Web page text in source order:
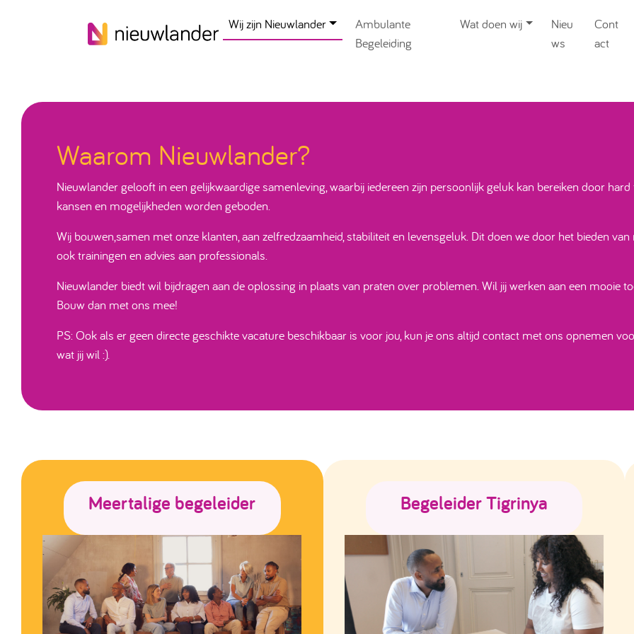
Wij zijn Nieuwlander
Ambulante
Begeleiding
Wat doen wij
Nieu
ws
Cont
act
Waarom Nieuwlander?
Nieuwlander gelooft in een gelijkwaardige samenleving, waarbij iedereen zijn persoonlijk geluk kan bereiken door
kansen en mogelijkheden worden geboden.
Wij bouwen,samen met onze klanten, aan zelfredzaamheid, stabiliteit en levensgeluk. Dit doen we door het bieden
ook trainingen en advies aan professionals.
Nieuwlander biedt wil bijdragen aan de oplossing in plaats van praten over problemen. Wil jij werken aan een mooie
Bouw dan met ons mee!
PS: Ook als er geen directe geschikte vacature beschikbaar is voor jou, kun je ons altijd contact met ons opnemen
wat jij wil :).
Meertalige begeleider Begeleider Tigrinya